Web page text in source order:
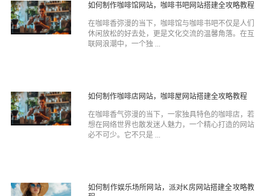
如何制作咖啡馆网站，咖啡书吧网站搭建全攻略教程
在咖啡香弥漫的当下，咖啡馆与咖啡书吧不仅是人们
休闲放松的好去处，更是文化交流的温馨角落。在互
联网浪潮中，一个独 ...
如何制作咖啡店网站，咖啡屋网站搭建全攻略教程
在咖啡香气弥漫的当下，一家独具特色的咖啡店，若
想在网络世界也散发迷人魅力，一个精心打造的网站
必不可少。它不只是 ...
如何制作娱乐场所网站，派对K房网站搭建全攻略教